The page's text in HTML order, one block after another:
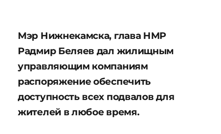
Мэр Нижнекамска, глава НМР
Радмир Беляев дал жилищным
управляющим компаниям
распоряжение обеспечить
доступность всех подвалов для
жителей в любое время.